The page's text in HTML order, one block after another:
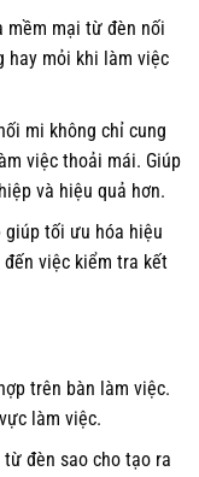
mềm mại từ đèn nối
hay mỏi khi làm việc
mi không chỉ cung
việc thoải mái. Giúp
và hiệu quả hơn.
tối ưu hóa hiệu
việc kiểm tra kết
trên bàn làm việc.
làm việc.
đèn sao cho tạo ra